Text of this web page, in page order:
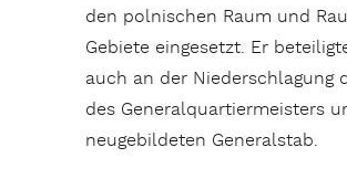
den polnischen Raum und
Gebiete eingesetzt. Er
auch an der Niederschlagung
des Generalquartiermeis­ters
neugebildeten Generalstab.